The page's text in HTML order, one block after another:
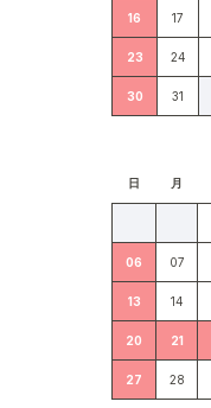
16 17
23 24
30 31
日 月
06 07
13 14
20 21
27 28